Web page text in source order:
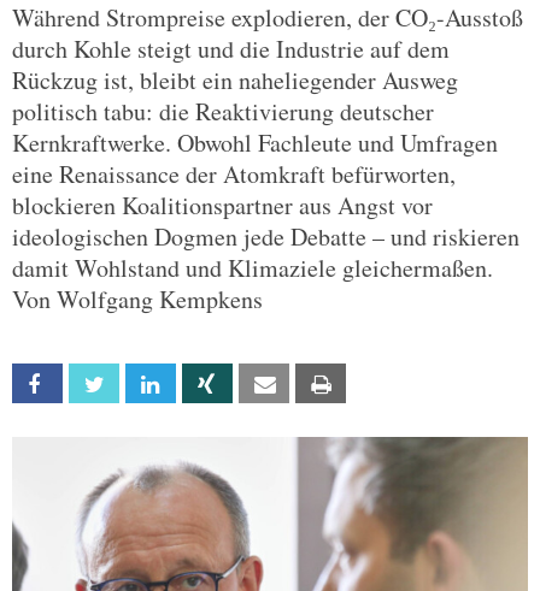
Während Strompreise explodieren, der CO₂-Ausstoß
durch Kohle steigt und die Industrie auf dem
Rückzug ist, bleibt ein naheliegender Ausweg
politisch tabu: die Reaktivierung deutscher
Kernkraftwerke. Obwohl Fachleute und Umfragen
eine Renaissance der Atomkraft befürworten,
blockieren Koalitionspartner aus Angst vor
ideologischen Dogmen jede Debatte – und riskieren
damit Wohlstand und Klimaziele gleichermaßen.
Von Wolfgang Kempkens
Facebook Twitter Linkedin Xing Email